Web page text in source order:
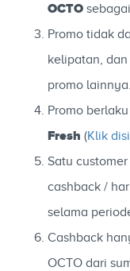
OCTO
Promo tidak
kelipatan,
promo lainnya.
Promo
Fresh (Klik
Satu
cashback /
selama
Cashback
OCTO dari